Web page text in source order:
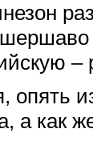
–
опять
а как